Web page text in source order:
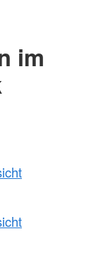
im